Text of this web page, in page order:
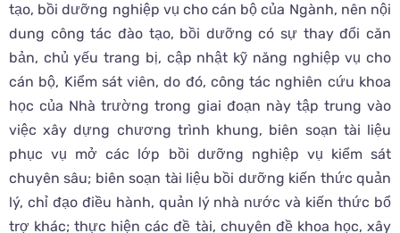
tạo, bồi dưỡng nghiệp vụ cho cán bộ của Ngành, nên nội
dung công tác đào tạo, bồi dưỡng có sự thay đổi căn
bản, chủ yếu trang bị, cập nhật kỹ năng nghiệp vụ cho
cán bộ, Kiểm sát viên, do đó, công tác nghiên cứu khoa
học của Nhà trường trong giai đoạn này tập trung vào
việc xây dựng chương trình khung, biên soạn tài liệu
phục vụ mở các lớp bồi dưỡng nghiệp vụ kiểm sát
chuyên sâu; biên soạn tài liệu bồi dưỡng kiến thức quản
lý, chỉ đạo điều hành, quản lý nhà nước và kiến thức bổ
trợ khác; thực hiện các đề tài, chuyên đề khoa học, xây